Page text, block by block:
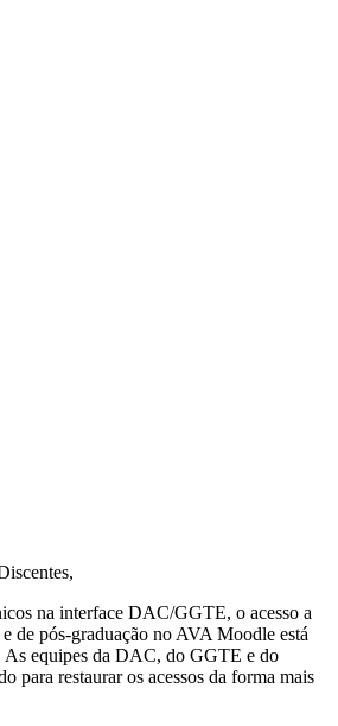
na interface DAC/GGTE, o acesso a
de pós-graduação no AVA Moodle está
As equipes da DAC, do GGTE e do
para restaurar os acessos da forma mais